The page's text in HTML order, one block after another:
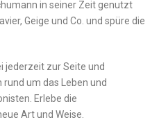
in ⁤seiner Zeit genutzt
Geige und Co. und⁣ spüre die
jederzeit zur Seite und
‍um das ⁢Leben⁣ und
Erlebe die
Art und ⁤Weise.